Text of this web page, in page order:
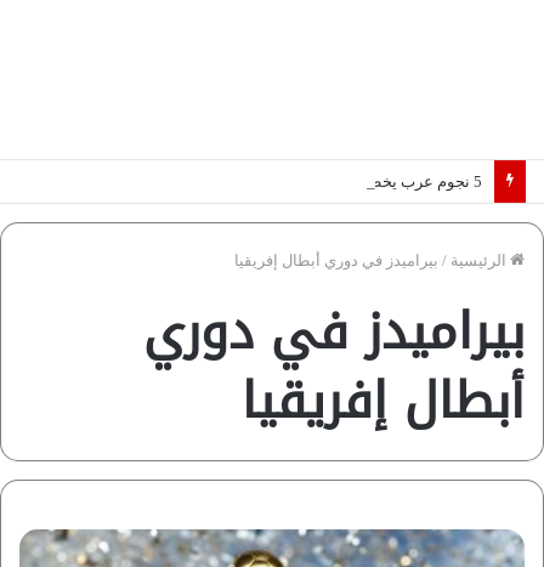
الرئيسية / بيراميدز في دوري أبطال إفريقيا
بيراميدز في دوري
أبطال إفريقيا